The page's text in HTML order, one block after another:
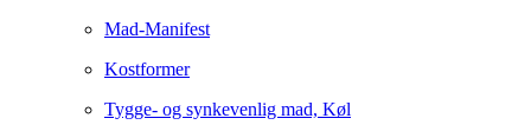
Mad-Manifest
Kostformer
Tygge- og synkevenlig mad, Køl